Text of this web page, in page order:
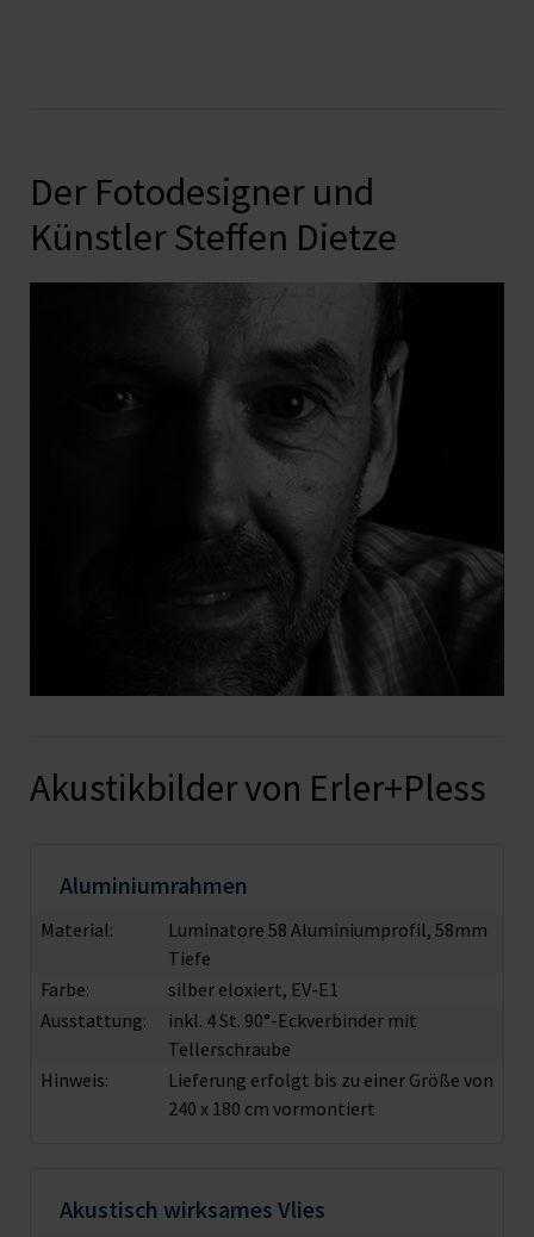
Der Fotodesigner und
Künstler Steffen Dietze
Akustikbilder von Erler+Pless
Aluminiumrahmen
Material:
Luminatore 58 Aluminiumprofil, 58mm
Tiefe
Farbe:
silber eloxiert, EV-E1
Ausstattung:
inkl. 4 St. 90°-Eckverbinder mit
Tellerschraube
Hinweis:
Lieferung erfolgt bis zu einer Größe von
240 x 180 cm vormontiert
Akustisch wirksames Vlies